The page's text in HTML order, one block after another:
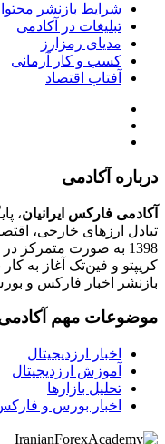
شرایط بازنشر
تبلیغات در آکادمی
مدیای رمزارز
کسب و کار آرمانی
آفتاب اقتصاد
درباره آکادمی
آکادمی فارکس ایرانیان،
تبادل ارزهای خارجی،
1398 به صورت متمرکز
کریپتو و فین‌تک آغاز به
بازنشر اخبار فارکس و
موضوعات مهم
اخبار ارزدیجیتال
آموزش ارزدیجیتال
تحلیل بازارها
اخبار بورس و